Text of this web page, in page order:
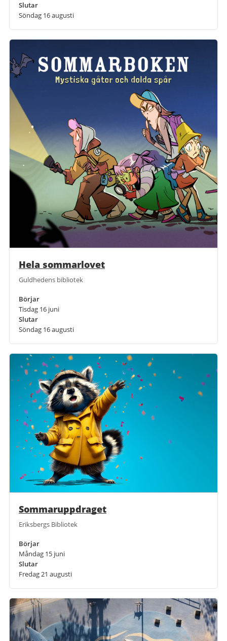
Slutar
Söndag 16 augusti
Hela sommarlovet
Guldhedens bibliotek
Börjar
Tisdag 16 juni
Slutar
Söndag 16 augusti
Sommaruppdraget
Eriksbergs Bibliotek
Börjar
Måndag 15 juni
Slutar
Fredag 21 augusti